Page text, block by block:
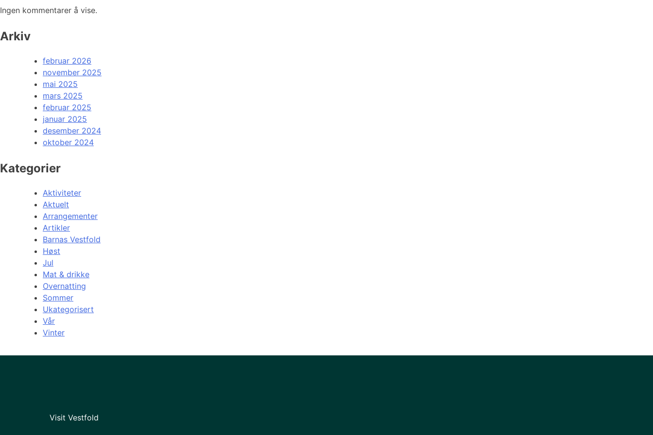
Ingen kommentarer å vise.
Arkiv
februar 2026
november 2025
mai 2025
mars 2025
februar 2025
januar 2025
desember 2024
oktober 2024
Kategorier
Aktiviteter
Aktuelt
Arrangementer
Artikler
Barnas Vestfold
Høst
Jul
Mat & drikke
Overnatting
Sommer
Ukategorisert
Vår
Vinter
Visit Vestfold